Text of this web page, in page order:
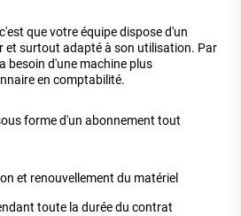
que votre équipe dispose d'un
et surtout adapté à son utilisation. Par
besoin d'une machine plus
en comptabilité.
forme d'un abonnement tout
et renouvellement du matériel
toute la durée du contrat